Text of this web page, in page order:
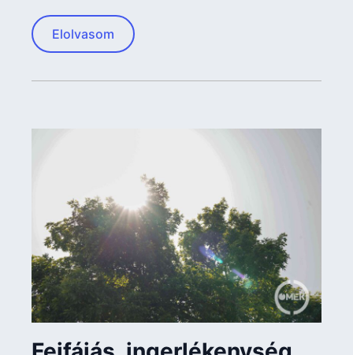
Elolvasom